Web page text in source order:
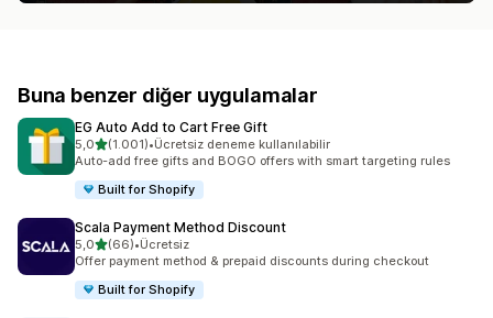
Buna benzer diğer uygulamalar
EG Auto Add to Cart Free Gift
5,05 yıldız üzerinden
(1.001)
toplam 1001 değerlendirme
•Ücretsiz deneme kullanılabilir
Auto-add free gifts and BOGO offers with smart targeting rules
Built for Shopify
Scala Payment Method Discount
5,05 yıldız üzerinden
(66)
toplam 66 değerlendirme
•Ücretsiz
Offer payment method & prepaid discounts during checkout
Built for Shopify